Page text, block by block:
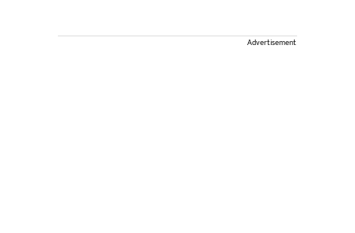
Advertisement